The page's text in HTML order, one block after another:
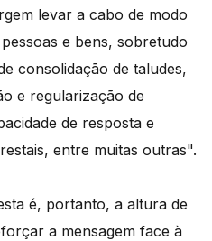
levar a cabo de modo
e bens, sobretudo
consolidação de taludes,
e regularização de
de resposta e
entre muitas outras".
é, portanto, a altura de
a mensagem face à